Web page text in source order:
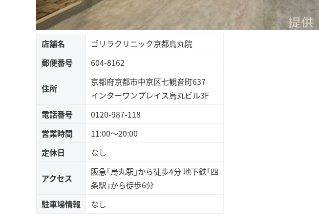
店舗名
ゴリラクリニック京都鳥丸院
郵便番号
604-8162
住所
京都府京都市中京区七観音町637
インターワンプレイス烏丸ビル3F
電話番号
0120-987-118
営業時間
11:00〜20:00
定休日
なし
アクセス
阪急｢烏丸駅｣から徒歩4分 地下鉄｢四
条駅｣から徒歩6分
駐車場情報
なし